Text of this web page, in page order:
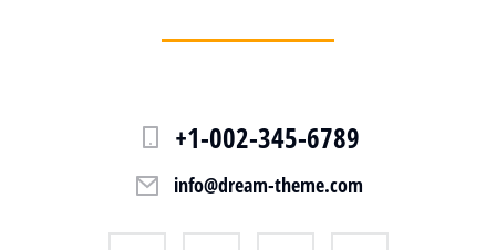
+1-002-345-6789
info@dream-theme.com